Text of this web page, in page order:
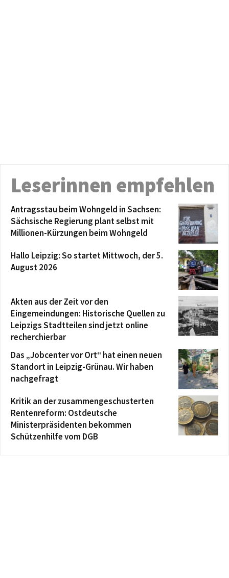
Leserinnen empfehlen
Antragsstau beim Wohngeld in Sachsen:
Sächsische Regierung plant selbst mit
Millionen-Kürzungen beim Wohngeld
Hallo Leipzig: So startet Mittwoch, der 5.
August 2026
Akten aus der Zeit vor den
Eingemeindungen: Historische Quellen zu
Leipzigs Stadtteilen sind jetzt online
recherchierbar
Das „Jobcenter vor Ort“ hat einen neuen
Standort in Leipzig-Grünau. Wir haben
nachgefragt
Kritik an der zusammengeschusterten
Rentenreform: Ostdeutsche
Ministerpräsidenten bekommen
Schützenhilfe vom DGB